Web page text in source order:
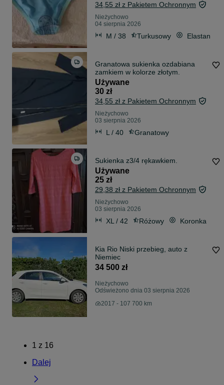
34,55 zł z Pakietem Ochronnym
Nieżychowo
04 sierpnia 2026
M / 38 Turkusowy Elastan
Granatowa sukienka ozdabiana
zamkiem w kolorze złotym.
Używane
30 zł
34,55 zł z Pakietem Ochronnym
Nieżychowo
03 sierpnia 2026
L / 40 Granatowy
Sukienka z3/4 rękawkiem.
Używane
25 zł
29,38 zł z Pakietem Ochronnym
Nieżychowo
03 sierpnia 2026
XL / 42 Różowy Koronka
Kia Rio Niski przebieg, auto z
Niemiec
34 500 zł
Nieżychowo
Odświeżono dnia 03 sierpnia 2026
2017 - 107 700 km
1 z 16
Dalej